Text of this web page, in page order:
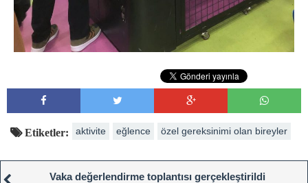
Etiketler: aktivite eğlence özel gereksinimi olan bireyler
Vaka değerlendirme toplantısı gerçekleştirildi